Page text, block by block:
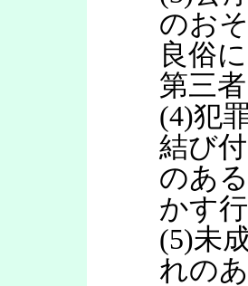
のお
良俗
第三
(4)犯
結び
のあ
かす
(5)未
れの